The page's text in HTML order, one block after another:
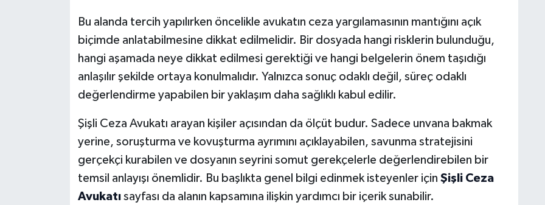
Bu alanda tercih yapılırken öncelikle avukatın ceza yargılamasının mantığını açık
biçimde anlatabilmesine dikkat edilmelidir. Bir dosyada hangi risklerin bulunduğu,
hangi aşamada neye dikkat edilmesi gerektiği ve hangi belgelerin önem taşıdığı
anlaşılır şekilde ortaya konulmalıdır. Yalnızca sonuç odaklı değil, süreç odaklı
değerlendirme yapabilen bir yaklaşım daha sağlıklı kabul edilir.
Şişli Ceza Avukatı arayan kişiler açısından da ölçüt budur. Sadece unvana bakmak
yerine, soruşturma ve kovuşturma ayrımını açıklayabilen, savunma stratejisini
gerçekçi kurabilen ve dosyanın seyrini somut gerekçelerle değerlendirebilen bir
temsil anlayışı önemlidir. Bu başlıkta genel bilgi edinmek isteyenler için Şişli Ceza
Avukatısayfası da alanın kapsamına ilişkin yardımcı bir içerik sunabilir.